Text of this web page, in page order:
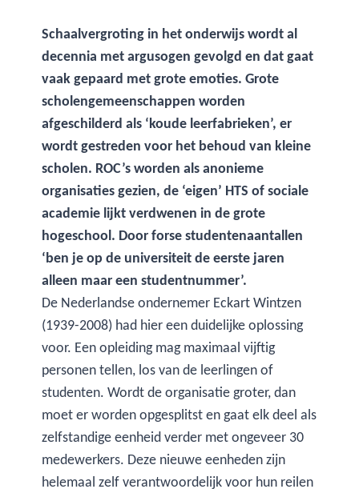
Schaalvergroting in het onderwijs wordt al
decennia met argusogen gevolgd en dat gaat
vaak gepaard met grote emoties. Grote
scholengemeenschappen worden
afgeschilderd als ‘koude leerfabrieken’, er
wordt gestreden voor het behoud van kleine
scholen. ROC’s worden als anonieme
organisaties gezien, de ‘eigen’ HTS of sociale
academie lijkt verdwenen in de grote
hogeschool. Door forse studentenaantallen
‘ben je op de universiteit de eerste jaren
alleen maar een studentnummer’.
De Nederlandse ondernemer Eckart Wintzen
(1939-2008) had hier een duidelijke oplossing
voor. Een opleiding mag maximaal vijftig
personen tellen, los van de leerlingen of
studenten. Wordt de organisatie groter, dan
moet er worden opgesplitst en gaat elk deel als
zelfstandige eenheid verder met ongeveer 30
medewerkers. Deze nieuwe eenheden zijn
helemaal zelf verantwoordelijk voor hun reilen